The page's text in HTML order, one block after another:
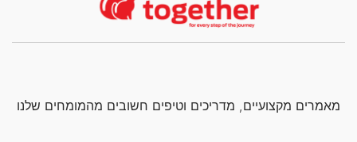
מאמרים מקצועיים, מדריכים וטיפים חשובים מהמומחים שלנו